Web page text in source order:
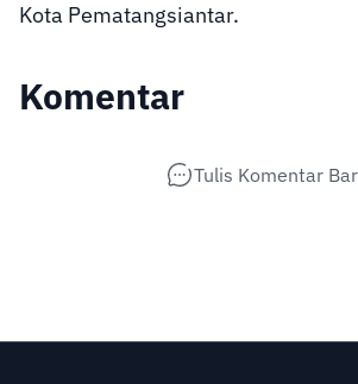
Kota Pematangsiantar.
Komentar
Tulis Komentar